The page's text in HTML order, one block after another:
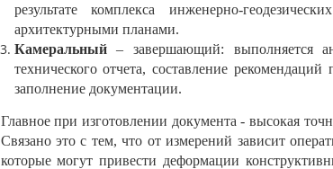
результате комплекса инженерно-
архитектурными планами.
Камеральный– завершающий: выполняется
технического отчета, составление
заполнение документации.
Главное при изготовлении документа - высокая
Связано это с тем, что от измерений зависит
которые могут привести деформации